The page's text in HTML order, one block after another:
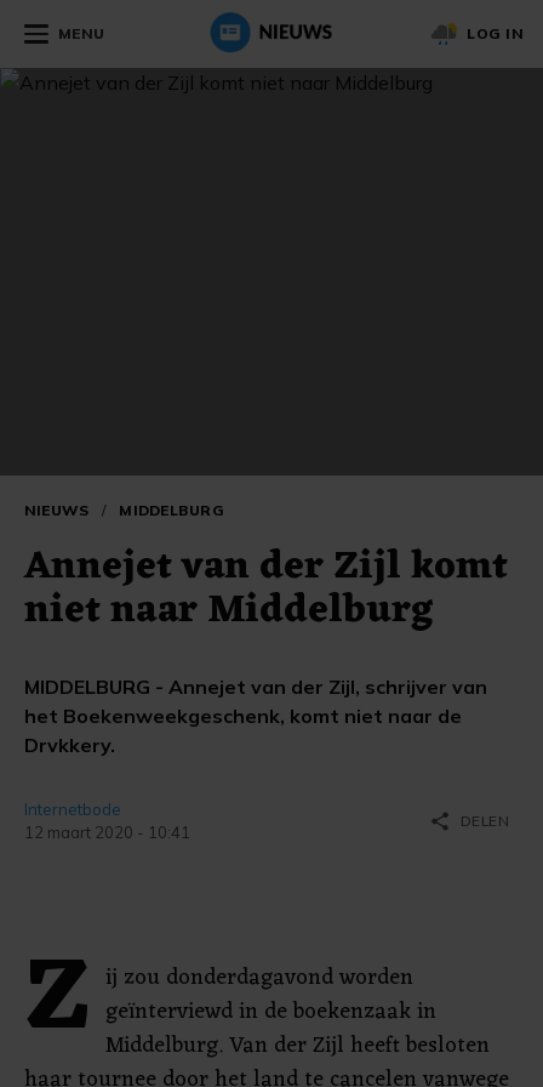
MENU LOG IN
NIEUWS / MIDDELBURG
Annejet van der Zijl komt
niet naar Middelburg
MIDDELBURG - Annejet van der Zijl, schrijver van
het Boekenweekgeschenk, komt niet naar de
Drvkkery.
Internetbode
12 maart 2020 - 10:41
share DELEN
Z ij zou donderdagavond worden
geïnterviewd in de boekenzaak in
Middelburg. Van der Zijl heeft besloten